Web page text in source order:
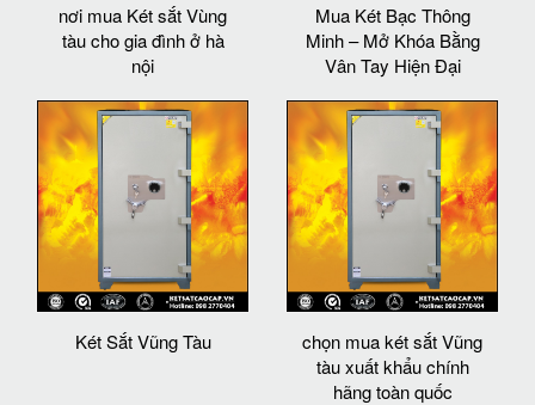
nơi mua Két sắt Vùng
tàu cho gia đình ở hà
nội
Mua Két Bạc Thông
Minh – Mở Khóa Bằng
Vân Tay Hiện Đại
Két Sắt Vũng Tàu
chọn mua két sắt Vũng
tàu xuất khẩu chính
hãng toàn quốc